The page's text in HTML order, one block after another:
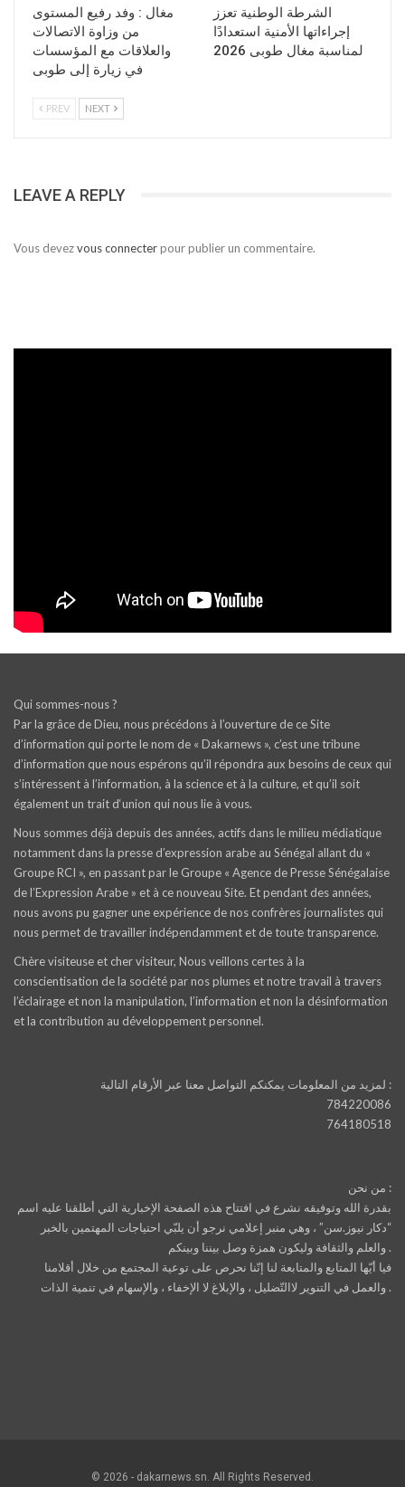
مغال : وفد رفيع المستوى
من وزاوة الاتصالات
والعلاقات مع المؤسسات
في زيارة إلى طوبى
الشرطة الوطنية تعزز
إجراءاتها الأمنية استعدادًا
لمناسبة مغال طوبى 2026
PREV NEXT
LEAVE A REPLY
Vous devezvous connecterpour publier un commentaire.
Qui sommes-nous ?
Par la grâce de Dieu, nous précédons à l’ouverture de ce Site
d’information qui porte le nom de « Dakarnews », c’est une tribune
d’information que nous espérons qu’il répondra aux besoins de ceux qui
s’intéressent à l’information, à la science et à la culture, et qu’il soit
également un trait d‘union qui nous lie à vous.
Nous sommes déjà depuis des années, actifs dans le milieu médiatique
notamment dans la presse d’expression arabe au Sénégal allant du «
Groupe RCI », en passant par le Groupe « Agence de Presse Sénégalaise
de l’Expression Arabe » et à ce nouveau Site. Et pendant des années,
nous avons pu gagner une expérience de nos confrères journalistes qui
nous permet de travailler indépendamment et de toute transparence.
Chère visiteuse et cher visiteur, Nous veillons certes à la
conscientisation de la société par nos plumes et notre travail à travers
l’éclairage et non la manipulation, l’information et non la désinformation
et la contribution au développement personnel.
لمزيد من المعلومات يمكنكم التواصل معنا عبر الأرقام التالية :
784220086
764180518
من نحن :
بقدرة الله وتوفيقه نشرع في افتتاح هذه الصفحة الإخبارية التي أطلقنا عليه اسم
“دكار نيوز.سن” ، وهي منبر إعلامي نرجو أن يلبّي احتياجات المهتمين بالخبر
والعلم والثقافة وليكون همزة وصل بيننا وبينكم .
فيا أيّها المتابع والمتابعة لنا إنّنا نحرص على توعية المجتمع من خلال أقلامنا
والعمل في التنوير لاالتّضليل ، والإبلاغ لا الإخفاء ، والإسهام في تنمية الذات .
© 2026 - dakarnews.sn. All Rights Reserved.